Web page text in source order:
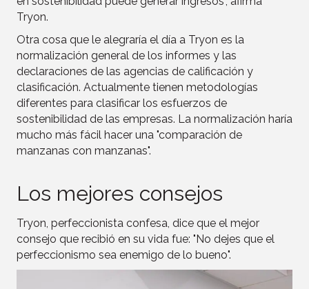
Tryon.
Otra cosa que le alegraría el día a Tryon es la
normalización general de los informes y las
declaraciones de las agencias de calificación y
clasificación. Actualmente tienen metodologías
diferentes para clasificar los esfuerzos de
sostenibilidad de las empresas. La normalización haría
mucho más fácil hacer una "comparación de
manzanas con manzanas".
Los mejores consejos
Tryon, perfeccionista confesa, dice que el mejor
consejo que recibió en su vida fue: "No dejes que el
perfeccionismo sea enemigo de lo bueno".